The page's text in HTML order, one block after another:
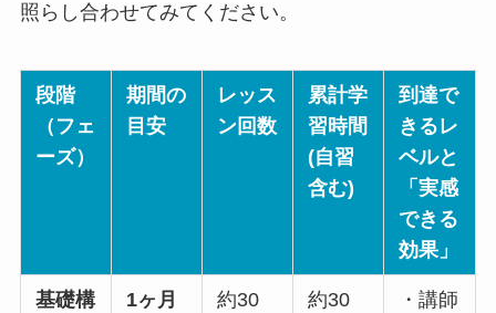
照らし合わせてみてください。
段階
（フェ
ーズ）
期間の
目安
レッス
ン回数
累計学
習時間
(自習
含む)
到達で
きるレ
ベルと
「実感
できる
効果」
基礎構
1ヶ月
約30
約30
・講師